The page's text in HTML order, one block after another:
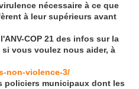
nécessaire à ce que
à leur supérieurs avant
COP 21 des infos sur la
vous voulez nous aider, à
non-violence-3/
policiers municipaux dont les